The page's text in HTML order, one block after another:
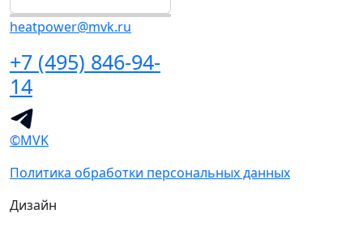
heatpower@mvk.ru
+7 (495) 846-94-
14
©MVK
Политика обработки персональных данных
Дизайн